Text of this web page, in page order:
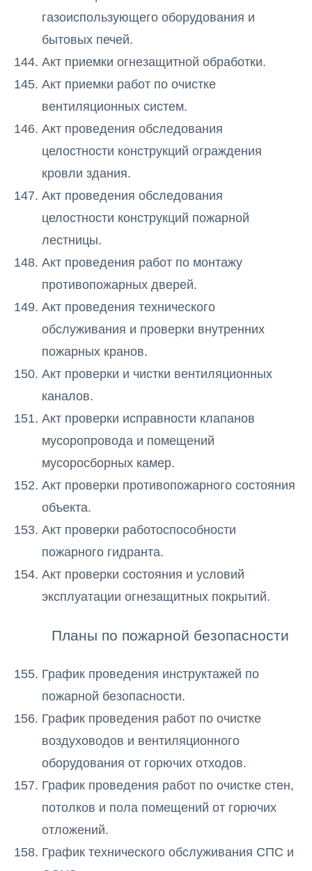
газоиспользующего оборудования и
бытовых печей.
Акт приемки огнезащитной обработки.
Акт приемки работ по очистке
вентиляционных систем.
Акт проведения обследования
целостности конструкций ограждения
кровли здания.
Акт проведения обследования
целостности конструкций пожарной
лестницы.
Акт проведения работ по монтажу
противопожарных дверей.
Акт проведения технического
обслуживания и проверки внутренних
пожарных кранов.
Акт проверки и чистки вентиляционных
каналов.
Акт проверки исправности клапанов
мусоропровода и помещений
мусоросборных камер.
Акт проверки противопожарного состояния
объекта.
Акт проверки работоспособности
пожарного гидранта.
Акт проверки состояния и условий
эксплуатации огнезащитных покрытий.
Планы по пожарной безопасности
График проведения инструктажей по
пожарной безопасности.
График проведения работ по очистке
воздуховодов и вентиляционного
оборудования от горючих отходов.
График проведения работ по очистке стен,
потолков и пола помещений от горючих
отложений.
График технического обслуживания СПС и